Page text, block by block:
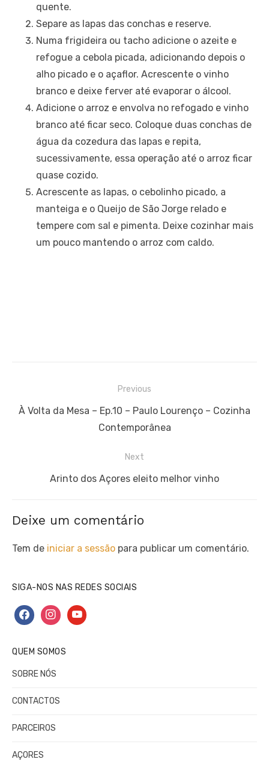
quente.
Separe as lapas das conchas e reserve.
Numa frigideira ou tacho adicione o azeite e
refogue a cebola picada, adicionando depois o
alho picado e o açaflor. Acrescente o vinho
branco e deixe ferver até evaporar o álcool.
Adicione o arroz e envolva no refogado e vinho
branco até ficar seco. Coloque duas conchas de
água da cozedura das lapas e repita,
sucessivamente, essa operação até o arroz ficar
quase cozido.
Acrescente as lapas, o cebolinho picado, a
manteiga e o Queijo de São Jorge relado e
tempere com sal e pimenta. Deixe cozinhar mais
um pouco mantendo o arroz com caldo.
de
Previous
Previous
À Volta da Mesa – Ep.10 – Paulo Lourenço – Cozinha
Contemporânea
Next
Next
Arinto dos Açores eleito melhor vinho
Deixe um comentário
Tem de iniciar a sessão para publicar um comentário.
SIGA-NOS NAS REDES SOCIAIS
facebookinstagramyoutube
QUEM SOMOS
SOBRE NÓS
CONTACTOS
PARCEIROS
AÇORES